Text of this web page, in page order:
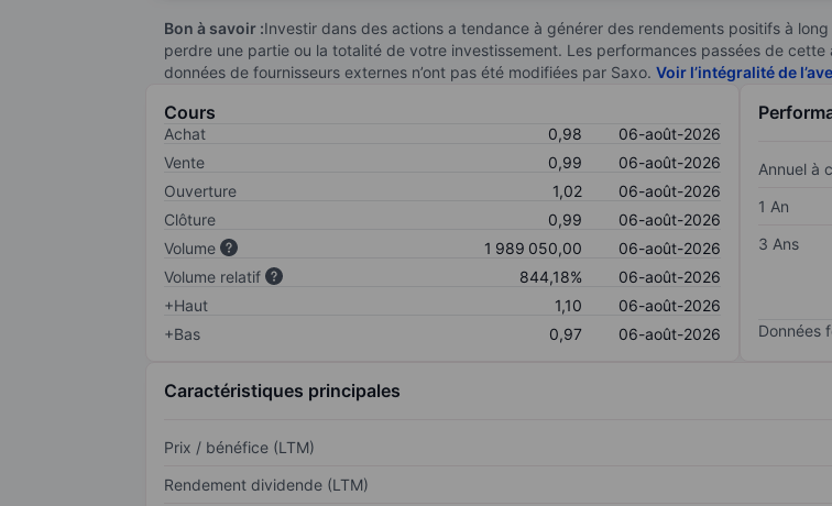
Bon à savoir :Investir dans des actions a tendance à générer des rendements positifs à
perdre une partie ou la totalité de votre investissement. Les performances passées de
données de fournisseurs externes n’ont pas été modifiées par Saxo. Voir l’intégralité de
Cours
Achat 0,98
06-août-2026
Vente
0,99
06-août-2026
Ouverture
1,02
06-août-2026
Clôture
0,99
06-août-2026
Volume
1 989 050,00
06-août-2026
Volume relatif
844,18%
06-août-2026
+Haut
1,10
06-août-2026
+Bas
0,97 06-août-2026
Annuel à
1 An
3 Ans
Données
Caractéristiques principales
Prix / bénéfice (LTM)
Rendement dividende (LTM)